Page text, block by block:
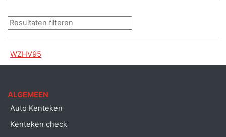
WZHV95
ALGEMEEN
Auto Kenteken
Kenteken check